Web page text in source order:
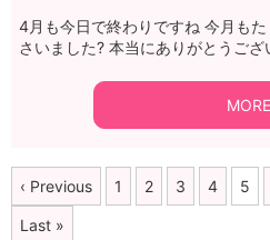
4月も今日で終わりですね 今月も
さいました? 本当にありがとうご
MORE
‹ Previous 1 2 3 4 5
Last »